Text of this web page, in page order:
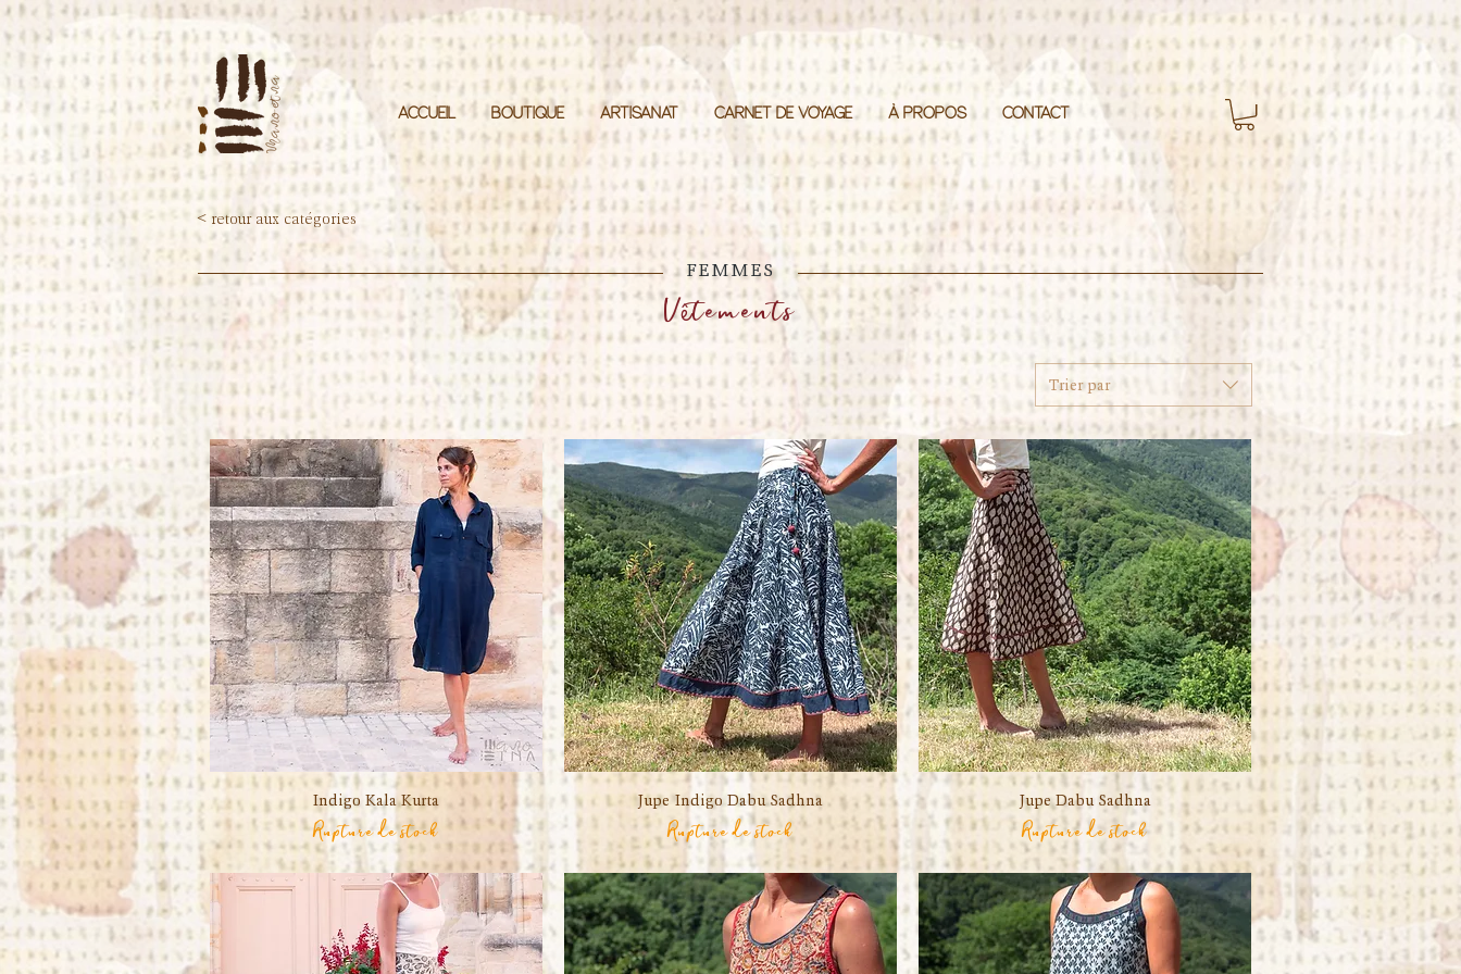
ACCUEIL BOUTIQUE ARTISANAT CARNET DE VOYAGE À PROPOS CONTACT
< retour aux catégories
FEMMES
Vêtements
Trier par
Aperçu rapide
Indigo Kala Kurta
Rupture de stock
Aperçu rapide
Jupe Indigo Dabu Sadhna
Rupture de stock
Aperçu rapide
Jupe Dabu Sadhna
Rupture de stock